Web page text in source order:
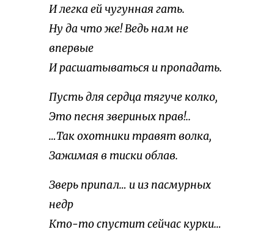
И легка ей чугунная гать.
Ну да что же! Ведь нам не
впервые
И расшатываться и пропадать.
Пусть для сердца тягуче колко,
Это песня звериных прав!..
…Так охотники травят волка,
Зажимая в тиски облав.
Зверь припал… и из пасмурных
недр
Кто-то спустит сейчас курки…